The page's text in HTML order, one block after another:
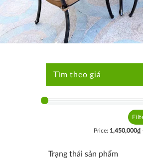
Tìm theo giá
Price: 1,450,000₫
Trạng thái sản phẩm